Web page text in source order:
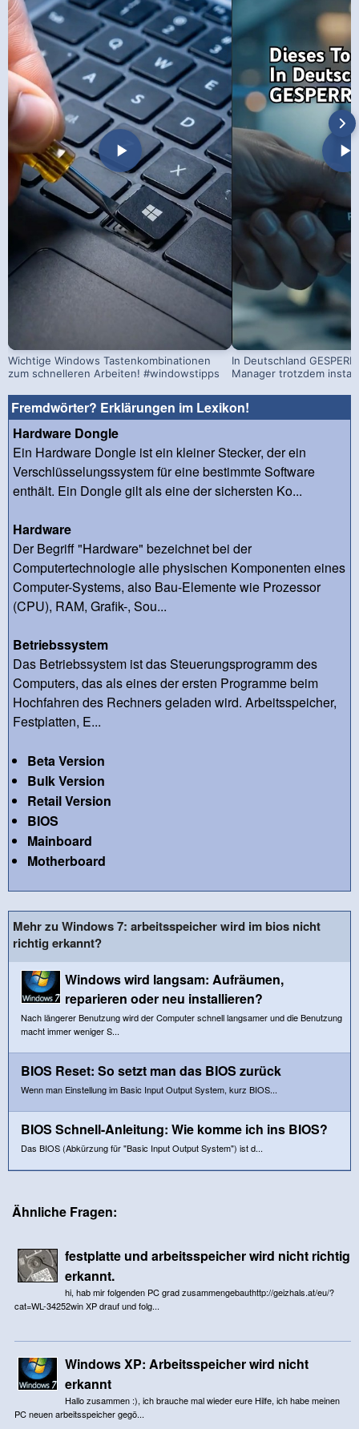
Wichtige Windows Tastenkombinationen
zum schnelleren Arbeiten! #windowstipps
In Deutschland
Manager trotzdem
Fremdwörter? Erklärungen im Lexikon!
Hardware Dongle
Ein Hardware Dongle ist ein kleiner Stecker, der ein
Verschlüsselungssystem für eine bestimmte Software
enthält. Ein Dongle gilt als eine der sichersten Ko...
Hardware
Der Begriff "Hardware" bezeichnet bei der
Computertechnologie alle physischen Komponenten eines
Computer-Systems, also Bau-Elemente wie Prozessor
(CPU), RAM, Grafik-, Sou...
Betriebssystem
Das Betriebssystem ist das Steuerungsprogramm des
Computers, das als eines der ersten Programme beim
Hochfahren des Rechners geladen wird. Arbeitsspeicher,
Festplatten, E...
Beta Version
Bulk Version
Retail Version
BIOS
Mainboard
Motherboard
Mehr zu Windows 7: arbeitsspeicher wird im bios nicht
richtig erkannt?
Windows wird langsam: Aufräumen,
reparieren oder neu installieren?
Nach längerer Benutzung wird der Computer schnell langsamer und die Benutzung
macht immer weniger S...
BIOS Reset: So setzt man das BIOS zurück
Wenn man Einstellung im Basic Input Output System, kurz BIOS...
BIOS Schnell-Anleitung: Wie komme ich ins BIOS?
Das BIOS (Abkürzung für "Basic Input Output System") ist d...
Ähnliche Fragen:
festplatte und arbeitsspeicher wird nicht richtig
erkannt.
hi, hab mir folgenden PC grad zusammengebauthttp://geizhals.at/eu/?
cat=WL-34252win XP drauf und folg...
Windows XP: Arbeitsspeicher wird nicht
erkannt
Hallo zusammen :), ich brauche mal wieder eure Hilfe, ich habe meinen
PC neuen arbeitsspeicher gegö...